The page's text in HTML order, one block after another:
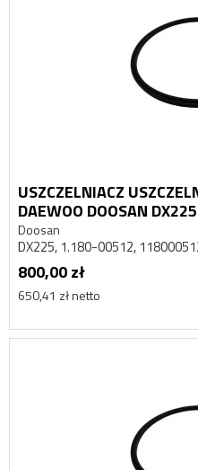
USZCZELNIACZ
DAEWOO DOOSAN DX225
Doosan
DX225, 1.180-00512,
800,00 zł
650,41 zł netto